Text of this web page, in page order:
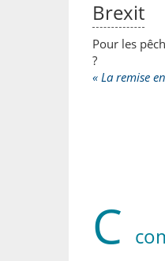
Brexit
Pour les
?
« La remise
C